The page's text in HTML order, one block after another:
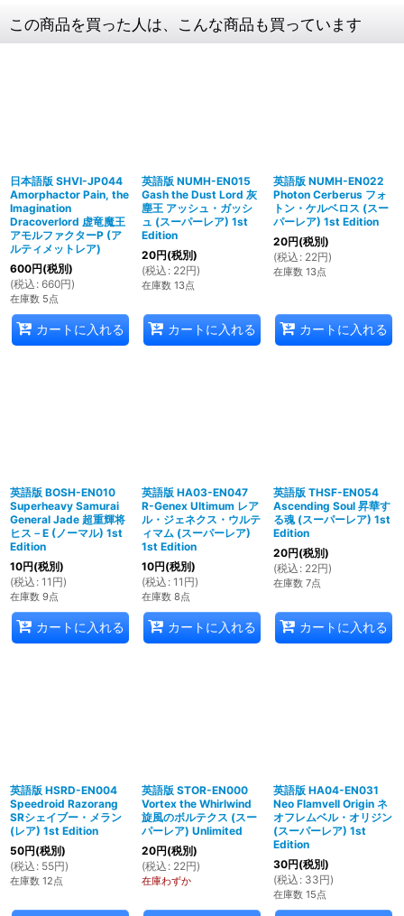
この商品を買った人は、こんな商品も買っています
日本語版 SHVI-JP044
Amorphactor Pain, the
Imagination
Dracoverlord 虚竜魔王
アモルファクターP (ア
ルティメットレア)
600円(税別)
(税込 : 660円)
在庫数 5点
カートに入れる
英語版 NUMH-EN015
Gash the Dust Lord 灰
塵王 アッシュ・ガッシ
ュ (スーパーレア) 1st
Edition
20円(税別)
(税込 : 22円)
在庫数 13点
カートに入れる
英語版 NUMH-EN022
Photon Cerberus フォ
トン・ケルベロス (スー
パーレア) 1st Edition
20円(税別)
(税込 : 22円)
在庫数 13点
カートに入れる
英語版 BOSH-EN010
Superheavy Samurai
General Jade 超重輝将
ヒス－E (ノーマル) 1st
Edition
10円(税別)
(税込 : 11 円)
在庫数 9点
カートに入れる
英語版 HA03-EN047
R-Genex Ultimum レア
ル・ジェネクス・ウルテ
ィマム (スーパーレア)
1st Edition
10円(税別)
(税込 : 11 円)
在庫数 8点
カートに入れる
英語版 THSF-EN054
Ascending Soul 昇華す
る魂 (スーパーレア) 1st
Edition
20円(税別)
(税込 : 22円)
在庫数 7点
カートに入れる
英語版 HSRD-EN004
Speedroid Razorang
SRシェイブー・メラン
(レア) 1st Edition
50円(税別)
(税込 : 55円)
在庫数 12点
英語版 STOR-EN000
Vortex the Whirlwind
旋風のボルテクス (スー
パーレア) Unlimited
20円(税別)
(税込 : 22円)
在庫わずか
英語版 HA04-EN031
Neo Flamvell Origin ネ
オフレムベル・オリジン
(スーパーレア) 1st
Edition
30円(税別)
(税込 : 33円)
在庫数 15点